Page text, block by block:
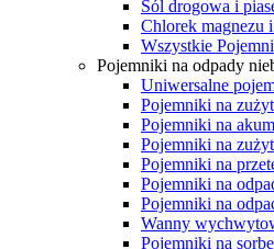
Sól drogowa i
Chlorek magnezu
Wszystkie
Pojemniki na odpady
Uniwersalne
Pojemniki na
Pojemniki na
Pojemniki na
Pojemniki na
Pojemniki na
Pojemniki na
Wanny
Pojemniki na